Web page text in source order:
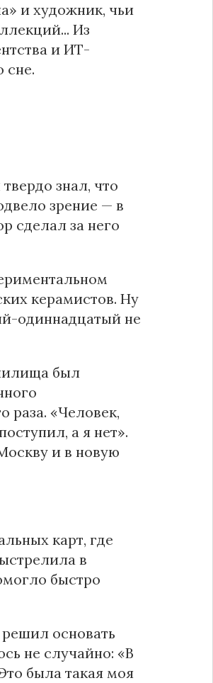
и художник, чьи
Из
и ИТ-
сне.
знал, что
зрение — в
сделал за него
керамистов. Ну
одиннадцатый не
был
раза. «Человек,
а я нет».
и в новую
карт, где
в
быстро
основать
не случайно: «В
была такая моя